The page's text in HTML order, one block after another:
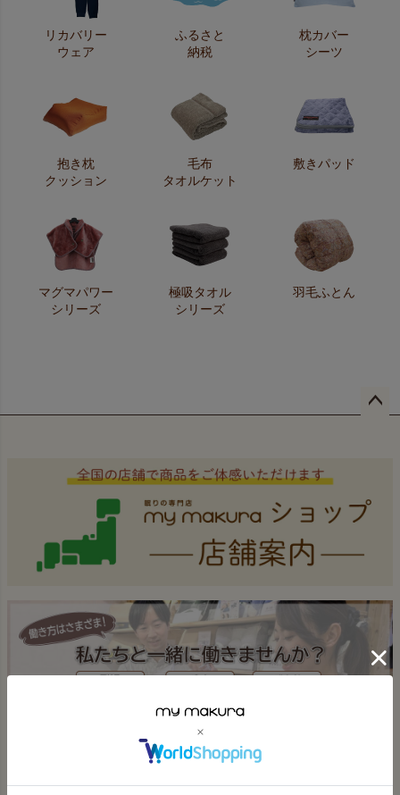
リカバリー
ウェア
ふるさと
納税
枕カバー
シーツ
抱き枕
クッション
毛布
タオルケット
敷きパッド
マグマパワー
シリーズ
極吸タオル
シリーズ
羽毛ふとん